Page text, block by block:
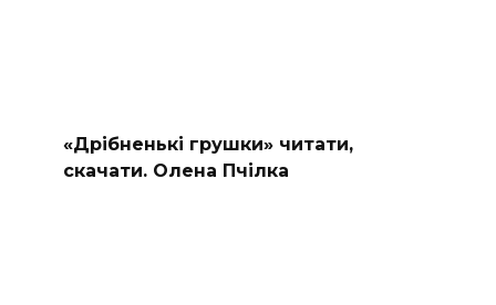
«Дрібненькі грушки» читати,
скачати. Олена Пчілка